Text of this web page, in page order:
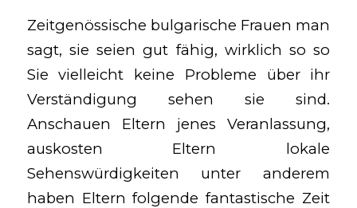
Zeitgenössische bulgarische Frauen man
sagt, sie seien gut fähig, wirklich so so
Sie vielleicht keine Probleme über ihr
Verständigung sehen sie sind.
Anschauen Eltern jenes Veranlassung,
auskosten Eltern lokale
Sehenswürdigkeiten unter anderem
haben Eltern folgende fantastische Zeit